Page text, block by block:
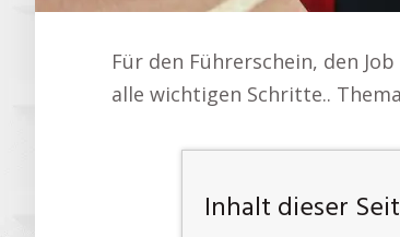
Für den Führerschein, den
alle wichtigen Schritte..
Inhalt dieser